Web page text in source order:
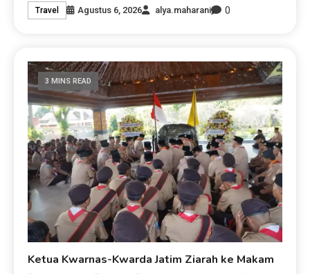
Travel Agustus 6, 2026 alya.maharani 0
3 MINS READ
Ketua Kwarnas-Kwarda Jatim Ziarah ke Makam